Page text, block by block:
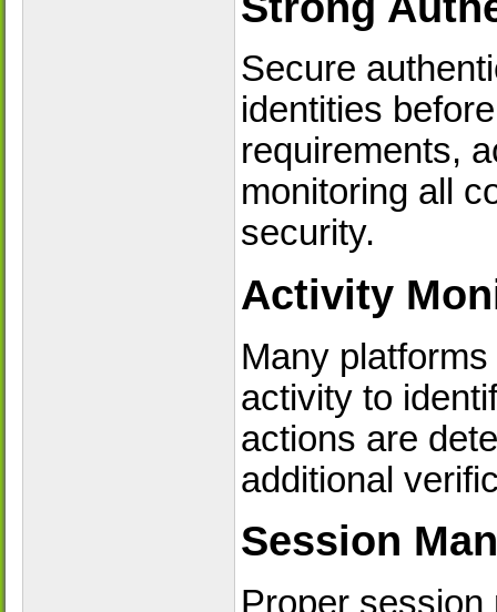
Secure
identities
requirements,
monitoring all
security.
Activity
Many
activity to
actions are
additional
Session
Proper session